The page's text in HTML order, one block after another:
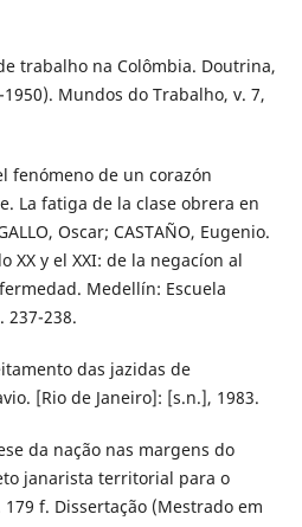
trabalho na Colômbia. Doutrina,
Mundos do Trabalho, v. 7,
fenómeno de un corazón
La fatiga de la clase obrera en
Oscar; CASTAÑO, Eugenio.
XX y el XXI: de la negacíon al
Medellín: Escuela
237-238.
das jazidas de
[Rio de Janeiro]: [s.n.], 1983.
da nação nas margens do
janarista territorial para o
f. Dissertação (Mestrado em